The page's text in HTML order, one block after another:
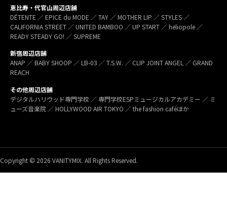
恵比寿・代官山周辺店舗
DÉTENTE ／ EPICE du MODE ／ TAY ／ MOTHER LIP ／ STYLES ／
CALIFORNIA STREET ／ UNITED BAMBOO ／ UP START ／ heliopole ／
READY STEADY GO! ／ SUPREME
新宿周辺店舗
ANAP ／ BABY SHOOP ／ LB-03 ／ T.S.W. ／ CLIP JOINT ANGEL ／ GRAND
REACH
その他周辺店舗
デジタルハリウッド専門学校 ／ 専門学校ESPミュージカルアカデミー ／ ミ
ューズ音楽院 ／ HOLLYWOOD AIR TOKYO ／ the fashion caféほか
Copyright © 2026 VANITYMIX. All Rights Reserved.